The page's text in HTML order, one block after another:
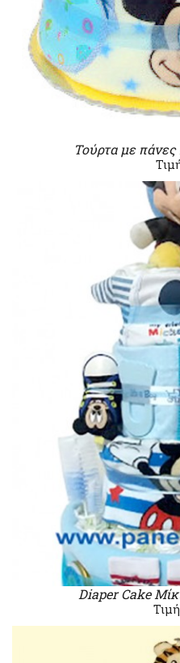
Τούρτα με
Diaper Cake